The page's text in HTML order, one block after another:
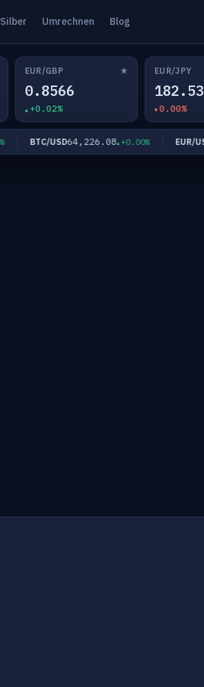
Silber Umrechnen Blog
EUR/GBP ★
0.8566
+0.02%
EUR/JPY
182.53
0.00%
BTC/USD64,226.08 +0.00% EUR/USD